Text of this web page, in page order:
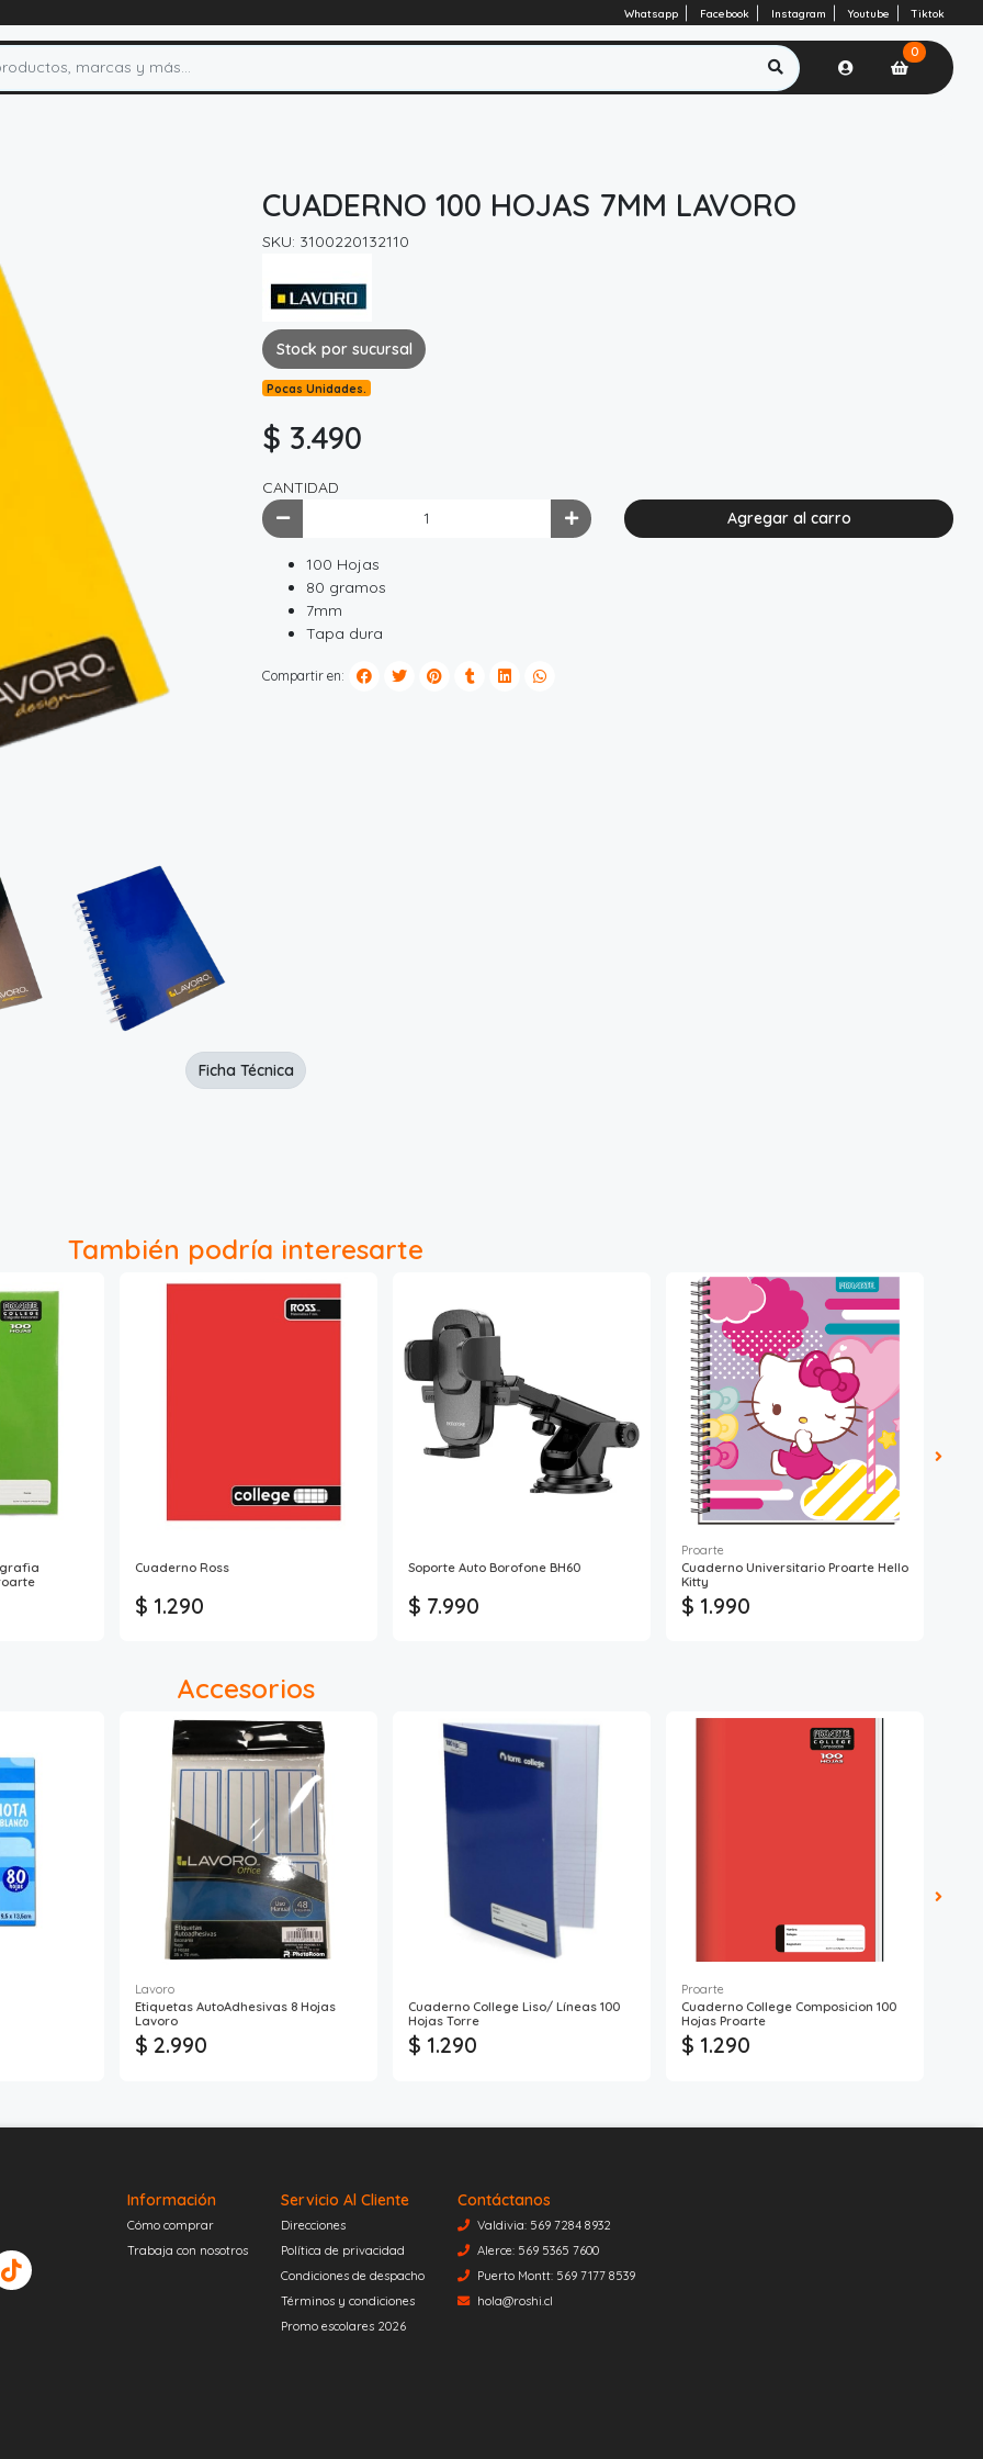
Whatsapp Facebook Instagram Youtube Tiktok
0
CUADERNO 100 HOJAS 7MM LAVORO
SKU: 3100220132110
Stock por sucursal
Pocas Unidades.
$ 3.490
CANTIDAD
Agregar al carro
100 Hojas
80 gramos
7mm
Tapa dura
Compartir en:
Ficha Técnica
También podría interesarte
Cuaderno Ross
$ 1.290
Soporte Auto Borofone BH60
$ 7.990
Proarte
Cuaderno Universitario Proarte Hello
Kitty
$ 1.990
Accesorios
Lavoro
Etiquetas AutoAdhesivas 8 Hojas
Lavoro
$ 2.990
Cuaderno College Liso/ Líneas 100
Hojas Torre
$ 1.290
Proarte
Cuaderno College Composicion 100
Hojas Proarte
$ 1.290
Información
Cómo comprar
Trabaja con nosotros
Servicio Al Cliente
Direcciones
Política de privacidad
Condiciones de despacho
Términos y condiciones
Promo escolares 2026
Contáctanos
Valdivia: 569 7284 8932
Alerce: 569 5365 7600
Puerto Montt: 569 7177 8539
hola@roshi.cl